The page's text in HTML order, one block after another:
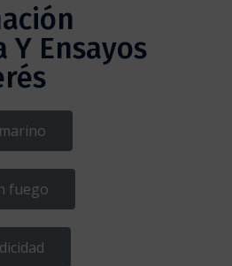
Y Ensayos
fuego